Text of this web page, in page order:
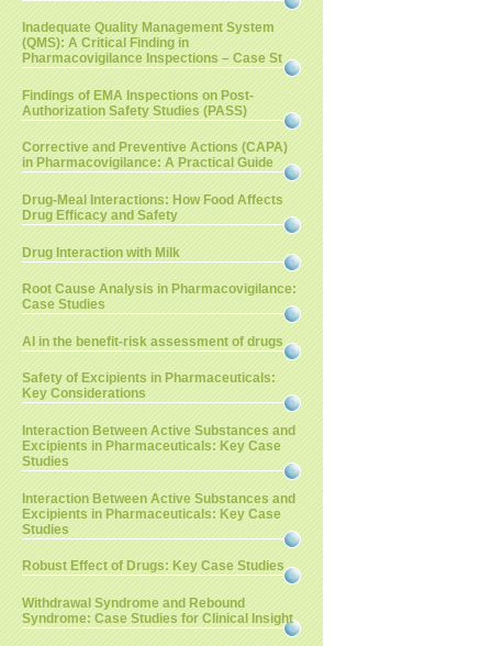
Inadequate Quality Management System
(QMS): A Critical Finding in
Pharmacovigilance Inspections – Case St
Findings of EMA Inspections on Post-
Authorization Safety Studies (PASS)
Corrective and Preventive Actions (CAPA)
in Pharmacovigilance: A Practical Guide
Drug-Meal Interactions: How Food Affects
Drug Efficacy and Safety
Drug Interaction with Milk
Root Cause Analysis in Pharmacovigilance:
Case Studies
AI in the benefit-risk assessment of drugs
Safety of Excipients in Pharmaceuticals:
Key Considerations
Interaction Between Active Substances and
Excipients in Pharmaceuticals: Key Case
Studies
Interaction Between Active Substances and
Excipients in Pharmaceuticals: Key Case
Studies
Robust Effect of Drugs: Key Case Studies
Withdrawal Syndrome and Rebound
Syndrome: Case Studies for Clinical Insight